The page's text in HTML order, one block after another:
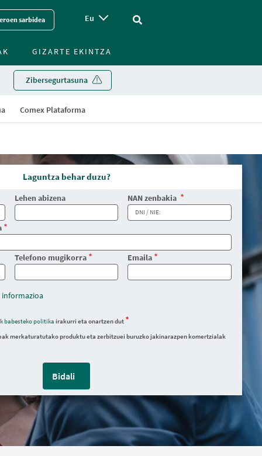
sarbidea Eu Vinculo - Buscar en la web
Comex Plataforma
Zibersegurtasuna
GIZARTE EKINTZA
Laguntza behar duzu?
Lehen abizena NAN zenbakia
Telefono mugikorra Emaila
babesteko politika irakurri eta onartzen dut
merkaturatutako produktu eta zerbitzuei buruzko jakinarazpen komertzialak
Bidali